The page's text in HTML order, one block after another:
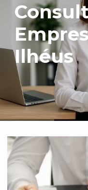
Ilhéus